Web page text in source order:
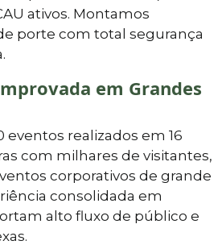
ativos. Montamos
porte com total segurança
em Grandes
eventos realizados em 16
com milhares de visitantes,
corporativos de grande
consolidada em
alto fluxo de público e